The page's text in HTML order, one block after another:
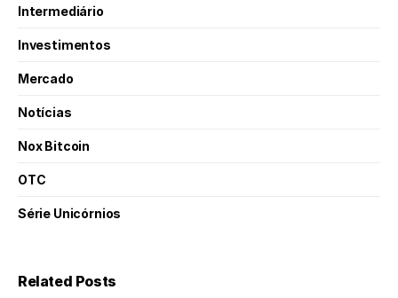
Intermediário
Investimentos
Mercado
Notícias
Nox Bitcoin
OTC
Série Unicórnios
Related Posts